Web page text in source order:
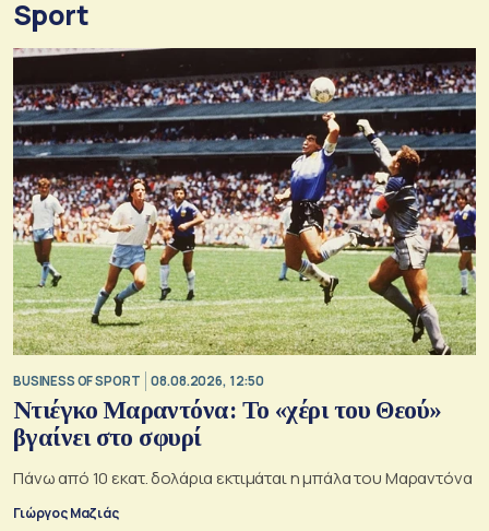
Sport
BUSINESS OF SPORT 08.08.2026, 12:50
Ντιέγκο Μαραντόνα: Το «χέρι του Θεού»
βγαίνει στο σφυρί
Πάνω από 10 εκατ. δολάρια εκτιμάται η μπάλα του Μαραντόνα
Γιώργος Μαζιάς